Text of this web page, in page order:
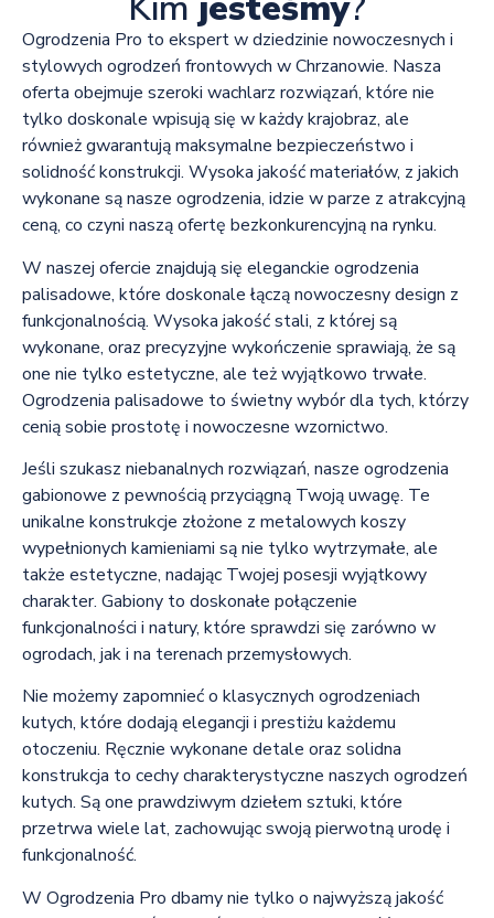
Ogrodzenia Pro to ekspert w dziedzinie nowoczesnych i
stylowych ogrodzeń frontowych w Chrzanowie. Nasza
oferta obejmuje szeroki wachlarz rozwiązań, które nie
tylko doskonale wpisują się w każdy krajobraz, ale
również gwarantują maksymalne bezpieczeństwo i
solidność konstrukcji. Wysoka jakość materiałów, z jakich
wykonane są nasze ogrodzenia, idzie w parze z atrakcyjną
ceną, co czyni naszą ofertę bezkonkurencyjną na rynku.
W naszej ofercie znajdują się eleganckie ogrodzenia
palisadowe, które doskonale łączą nowoczesny design z
funkcjonalnością. Wysoka jakość stali, z której są
wykonane, oraz precyzyjne wykończenie sprawiają, że są
one nie tylko estetyczne, ale też wyjątkowo trwałe.
Ogrodzenia palisadowe to świetny wybór dla tych, którzy
cenią sobie prostotę i nowoczesne wzornictwo.
Jeśli szukasz niebanalnych rozwiązań, nasze ogrodzenia
gabionowe z pewnością przyciągną Twoją uwagę. Te
unikalne konstrukcje złożone z metalowych koszy
wypełnionych kamieniami są nie tylko wytrzymałe, ale
także estetyczne, nadając Twojej posesji wyjątkowy
charakter. Gabiony to doskonałe połączenie
funkcjonalności i natury, które sprawdzi się zarówno w
ogrodach, jak i na terenach przemysłowych.
Nie możemy zapomnieć o klasycznych ogrodzeniach
kutych, które dodają elegancji i prestiżu każdemu
otoczeniu. Ręcznie wykonane detale oraz solidna
konstrukcja to cechy charakterystyczne naszych ogrodzeń
kutych. Są one prawdziwym dziełem sztuki, które
przetrwa wiele lat, zachowując swoją pierwotną urodę i
funkcjonalność.
W Ogrodzenia Pro dbamy nie tylko o najwyższą jakość